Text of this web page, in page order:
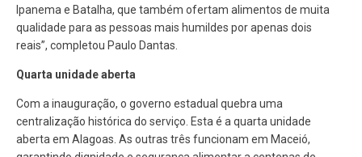
Ipanema e Batalha, que também ofertam alimentos de muita
qualidade para as pessoas mais humildes por apenas dois
reais”, completou Paulo Dantas.
Quarta unidade aberta
Com a inauguração, o governo estadual quebra uma
centralização histórica do serviço. Esta é a quarta unidade
aberta em Alagoas. As outras três funcionam em Maceió,